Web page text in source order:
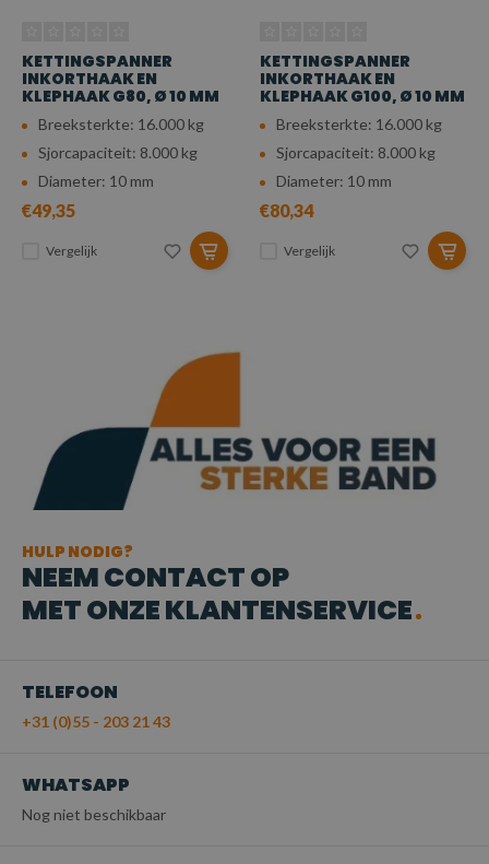
KETTINGSPANNER
INKORTHAAK EN
KLEPHAAK G80, Ø 10 MM
Breeksterkte: 16.000 kg
Sjorcapaciteit: 8.000 kg
Diameter: 10 mm
€49,35
Vergelijk
KETTINGSPANNER
INKORTHAAK EN
KLEPHAAK G100, Ø 10 MM
Breeksterkte: 16.000 kg
Sjorcapaciteit: 8.000 kg
Diameter: 10 mm
€80,34
Vergelijk
HULP NODIG?
NEEM CONTACT OP
MET ONZE KLANTENSERVICE
TELEFOON
+31 (0)55 - 203 21 43
WHATSAPP
Nog niet beschikbaar